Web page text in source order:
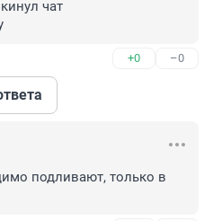
чат
+0 –0
подливают, только в